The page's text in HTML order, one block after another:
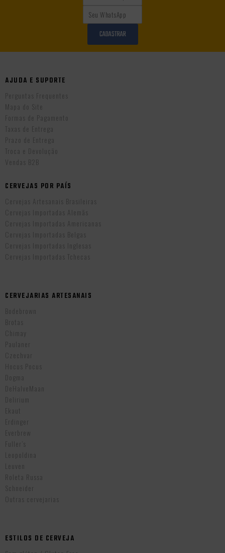
CADASTRAR
AJUDA E SUPORTE
Perguntas Frequentes
Mapa do Site
Formas de Pagamento
Taxas de Entrega
Prazo de Entrega
Troca e Devolução
Vendas B2B
CERVEJAS POR PAÍS
Cervejas Artesanais Brasileiras
Cervejas Importadas Alemãs
Cervejas Importadas Americanas
Cervejas Importadas Belgas
Cervejas Importadas Inglesas
Cervejas Importadas Tchecas
CERVEJARIAS ARTESANAIS
Bodebrown
Brotas
Chimay
Paulaner
Czechvar
Hocus Pocus
Dogma
DeHalveMaan
Delirium
Ekaut
Erdinger
Everbrew
Fuller’s
Leopoldina
Leuven
Roleta Russa
Schneider
Outras cervejarias
ESTILOS DE CERVEJA